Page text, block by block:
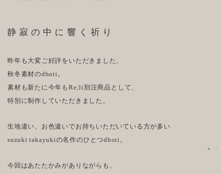
静寂の中に響く祈り
昨年も大変ご好評をいただきました、
秋冬素材のdhoti。
素材も新たに今年もRe;li別注商品として、
特別に制作していただきました。
生地違い、お色違いでお持ちいただいている方が多い
suzuki takayukiの名作のひとつdhoti。
今回はあたたかみがありながらも、